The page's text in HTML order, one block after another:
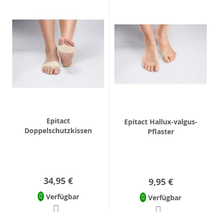
Epitact
Doppelschutzkissen
34,95 €
Verfügbar
Epitact Hallux-valgus-
Pflaster
9,95 €
Verfügbar